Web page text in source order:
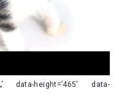
data-height=’465′ data-